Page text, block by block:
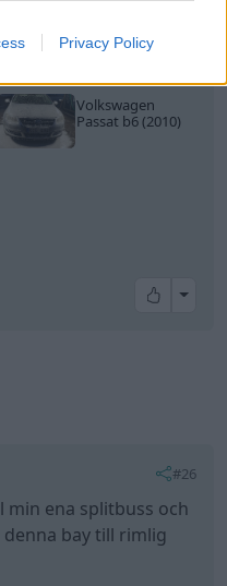
Privacy Policy
Volkswagen
Passat b6 (2010)
All
#26
ena splitbuss och
bay till rimlig